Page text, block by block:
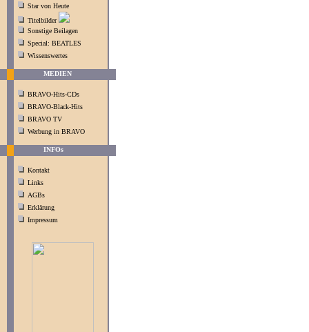
Star von Heute
Titelbilder
Sonstige Beilagen
Special: BEATLES
Wissenswertes
MEDIEN
BRAVO-Hits-CDs
BRAVO-Black-Hits
BRAVO TV
Werbung in BRAVO
INFOs
Kontakt
Links
AGBs
Erklärung
Impressum